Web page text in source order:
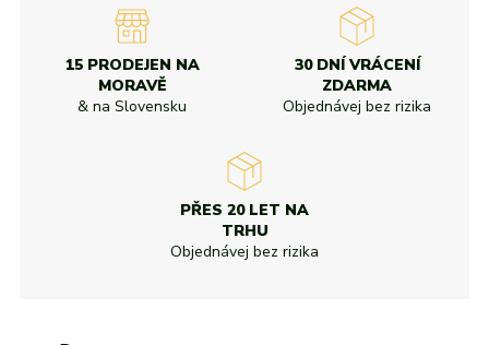
15 PRODEJEN NA
MORAVĚ
& na Slovensku
30 DNÍ VRÁCENÍ
ZDARMA
Objednávej bez rizika
PŘES 20 LET NA
TRHU
Objednávej bez rizika